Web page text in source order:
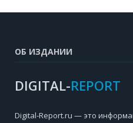
ОБ ИЗДАНИИ
DIGITAL-REPORT
Digital-Report.ru — это